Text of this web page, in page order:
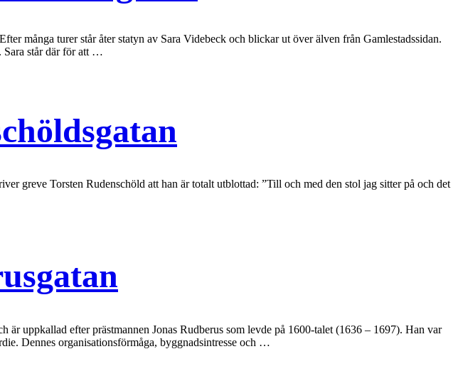
många turer står åter statyn av Sara Videbeck och blickar ut över älven från Gamlestadssidan.
Sara står där för att …
greve Torsten Rudenschöld att han är totalt utblottad: ”Till och med den stol jag sitter på och det
uppkallad efter prästmannen Jonas Rudberus som levde på 1600-talet (1636 – 1697). Han var
Dennes organisationsförmåga, byggnadsintresse och …